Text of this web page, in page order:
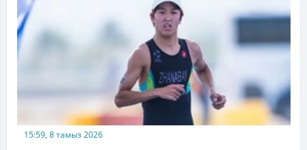
15:59, 8 тамыз 2026